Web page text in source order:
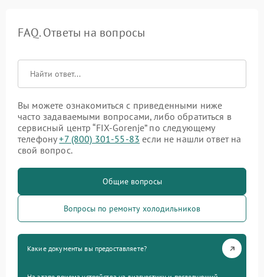
FAQ. Ответы на вопросы
Вы можете ознакомиться с приведенными ниже
часто задаваемыми вопросами, либо обратиться в
сервисный центр “FIX-Gorenje” по следующему
телефону+7 (800) 301-55-83 если не нашли ответ на
свой вопрос.
Общие вопросы
Вопросы по ремонту холодильников
Какие документы вы предоставляете?